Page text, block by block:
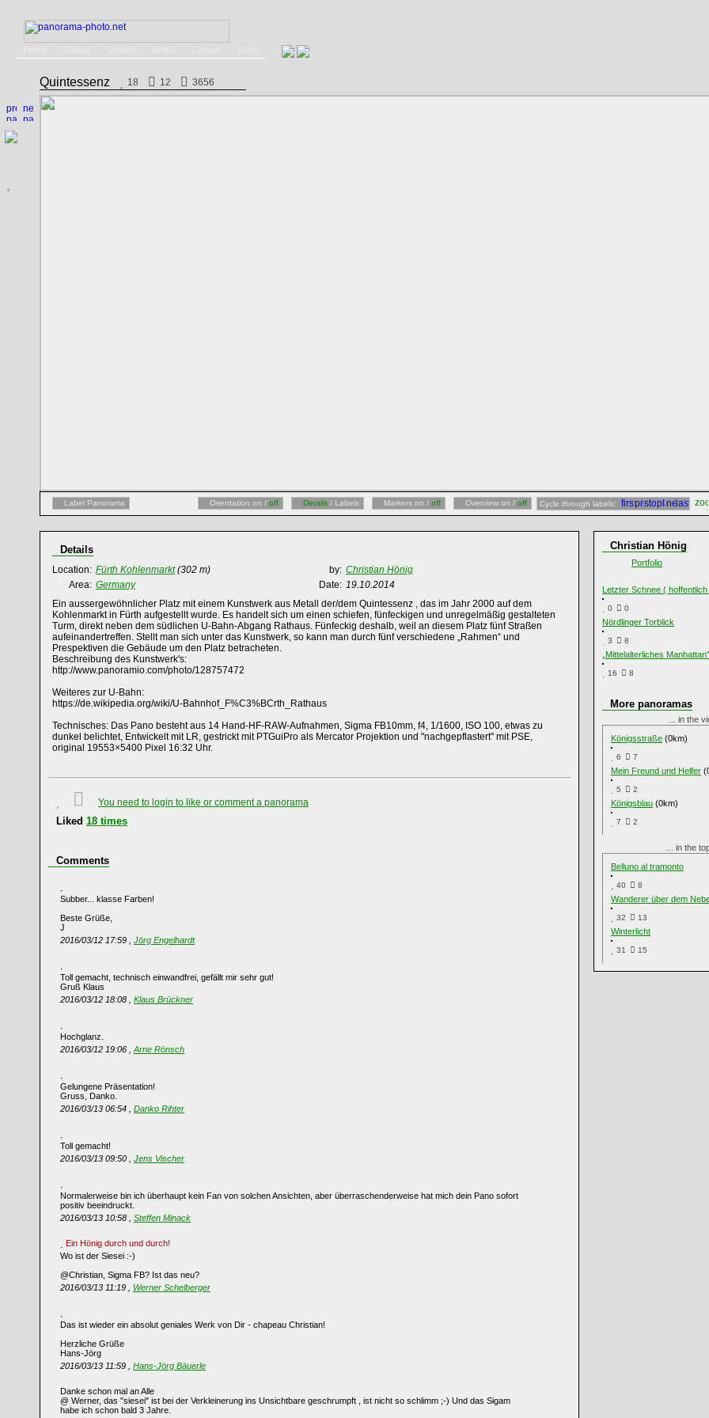
Quintessenz 18 12 3656
Label Panorama Orientation on / off Details / Labels Markers on / off Overview on / off Cycle through labels:
Details
Location: Fürth Kohlenmarkt (302 m) by: Christian Hönig
Area: Germany Date: 19.10.2014
Ein aussergewöhnlicher Platz mit einem Kunstwerk aus Metall der/dem Quintessenz , das im Jahr 2000 auf dem
Kohlenmarkt in Fürth aufgestellt wurde. Es handelt sich um einen schiefen, fünfeckigen und unregelmäßig gestalteten
Turm, direkt neben dem südlichen U-Bahn-Abgang Rathaus. Fünfeckig deshalb, weil an diesem Platz fünf Straßen
aufeinandertreffen. Stellt man sich unter das Kunstwerk, so kann man durch fünf verschiedene „Rahmen“ und
Prespektiven die Gebäude um den Platz betracheten.
Beschreibung des Kunstwerk's:
http://www.panoramio.com/photo/128757472
Weiteres zur U-Bahn:
https://de.wikipedia.org/wiki/U-Bahnhof_F%C3%BCrth_Rathaus
Technisches: Das Pano besteht aus 14 Hand-HF-RAW-Aufnahmen, Sigma FB10mm, f4, 1/1600, ISO 100, etwas zu
dunkel belichtet, Entwickelt mit LR, gestrickt mit PTGuiPro als Mercator Projektion und "nachgepflastert" mit PSE,
original 19553×5400 Pixel 16:32 Uhr.
You need to login to like or comment a panorama
Liked 18 times
Comments
Subber... klasse Farben!
Beste Grüße,
J
2016/03/12 17:59 , Jörg Engelhardt
Toll gemacht, technisch einwandfrei, gefällt mir sehr gut!
Gruß Klaus
2016/03/12 18:08 , Klaus Brückner
Hochglanz.
2016/03/12 19:06 , Arne Rönsch
Gelungene Präsentation!
Gruss, Danko.
2016/03/13 06:54 , Danko Rihter
Toll gemacht!
2016/03/13 09:50 , Jens Vischer
Normalerweise bin ich überhaupt kein Fan von solchen Ansichten, aber überraschenderweise hat mich dein Pano sofort
positiv beeindruckt.
2016/03/13 10:58 , Steffen Minack
Ein Hönig durch und durch!
Wo ist der Siesei :-)
@Christian, Sigma FB? Ist das neu?
2016/03/13 11:19 , Werner Schelberger
Das ist wieder ein absolut geniales Werk von Dir - chapeau Christian!
Herzliche Grüße
Hans-Jörg
2016/03/13 11:59 , Hans-Jörg Bäuerle
Danke schon mal an Alle
@ Werner, das "siesei" ist bei der Verkleinerung ins Unsichtbare geschrumpft , ist nicht so schlimm ;-) Und das Sigam
habe ich schon bald 3 Jahre.
Christian Hönig
Portfolio
Letzter Schnee ( hoffentlich
0 0
Nördlinger Torblick
3 8
„Mittelalterliches Manhattan"
16 8
More panoramas
... in the
Königsstraße (0km)
6 7
Mein Freund und Helfer
5 2
Königsblau (0km)
7 2
... in the
Belluno al tramonto
40 8
Wanderer über dem
32 13
Winterlicht
31 15